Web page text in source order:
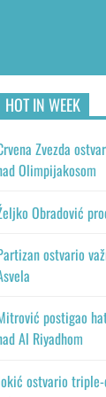
HOT IN WEEK
Zvezda
Olimpijakosom
Obradović
ostvario
postigao
Al Riyadhom
ostvario